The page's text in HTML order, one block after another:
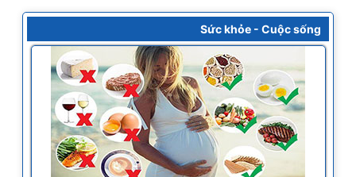
Sức khỏe - Cuộc sống